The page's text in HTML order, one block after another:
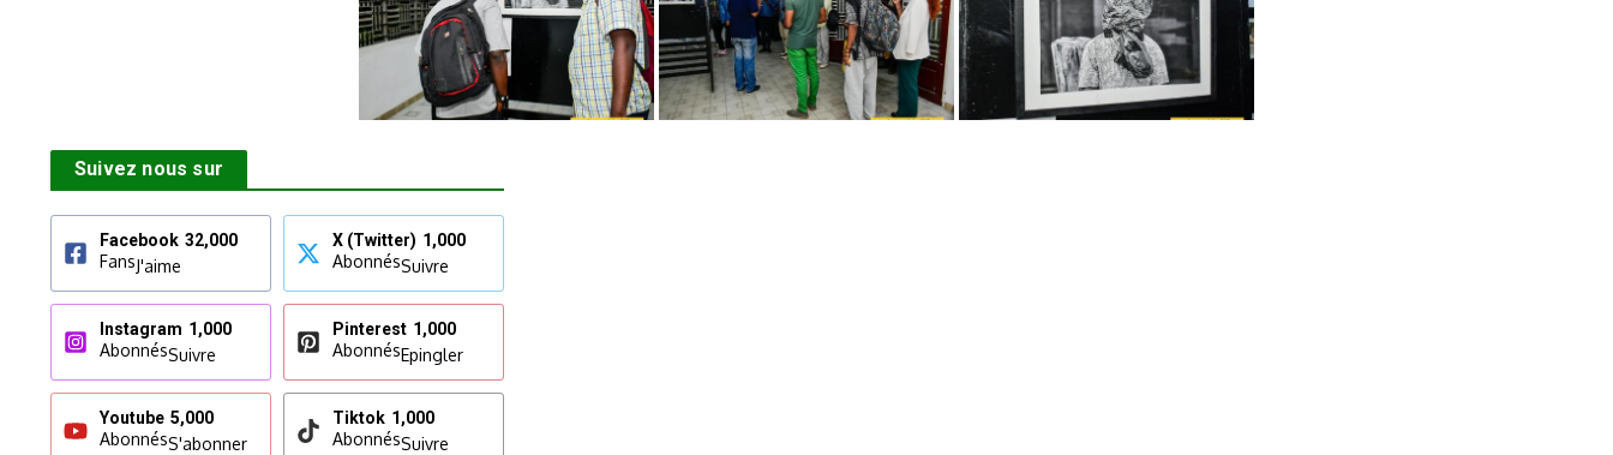
Suivez nous sur
Facebook 32,000
FansJ'aime
X (Twitter) 1,000
AbonnésSuivre
Instagram 1,000
AbonnésSuivre
Pinterest 1,000
AbonnésEpingler
Youtube 5,000
AbonnésS'abonner
Tiktok 1,000
AbonnésSuivre